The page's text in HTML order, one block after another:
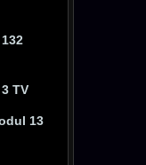
TV
13